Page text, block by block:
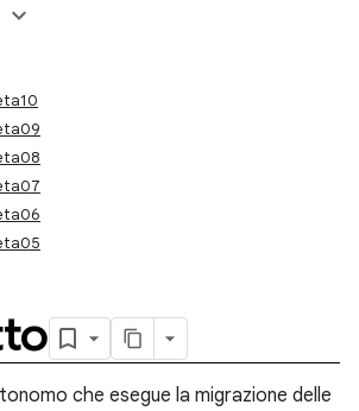
che esegue la migrazione delle